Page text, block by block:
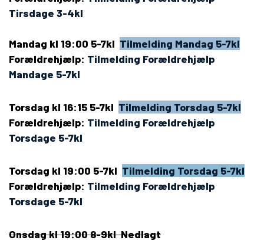
Tirsdage 3-4kl
Mandag kl 19:00 5-7kl Tilmelding Mandag 5-7kl
Forældrehjælp: Tilmelding Forældrehjælp
Mandage 5-7kl
Torsdag kl 16:15 5-7kl Tilmelding Torsdag 5-7kl
Forældrehjælp: Tilmelding Forældrehjælp
Torsdage 5-7kl
Torsdag kl 19:00 5-7kl Tilmelding Torsdag 5-7kl
Forældrehjælp: Tilmelding Forældrehjælp
Torsdage 5-7kl
Onsdag kl 19:00 8-9kl Nedlagt